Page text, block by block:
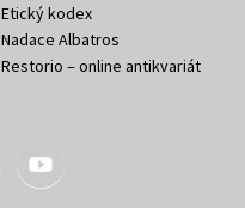
Etický kodex
Nadace Albatros
Restorio – online antikvariát